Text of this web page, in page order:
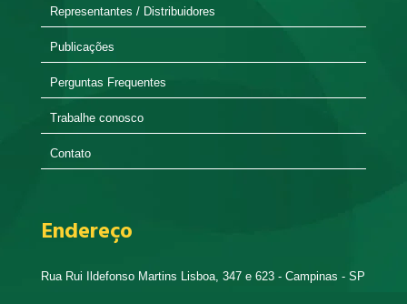
Representantes / Distribuidores
Publicações
Perguntas Frequentes
Trabalhe conosco
Contato
Endereço
Rua Rui Ildefonso Martins Lisboa, 347 e 623 - Campinas - SP